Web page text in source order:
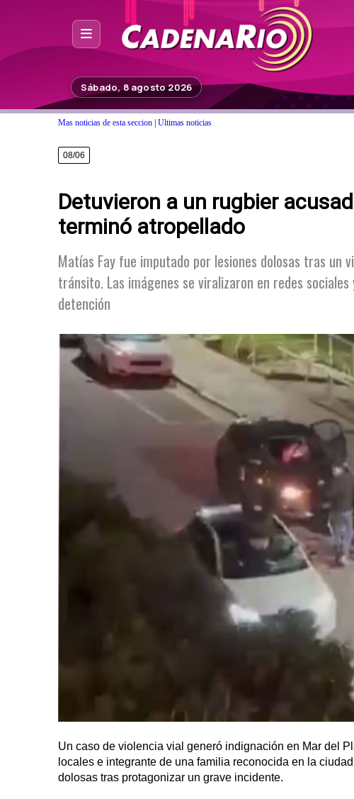
Noticias
Fuera de Foco
Programación
Contacto
Sábado, 8 agosto 2026
Mas noticias de esta seccion Ultimas noticias
08/06
Detuvieron a un rugbier
terminó atropellado
Matías Fay fue imputado por lesiones dolosas tras un
tránsito. Las imágenes se viralizaron en redes
detención
Un caso de violencia vial generó indignación en Mar del
locales e integrante de una familia reconocida en la
dolosas tras protagonizar un grave incidente.